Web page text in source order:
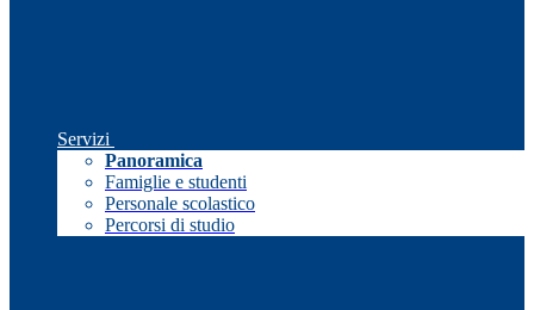
Servizi
Panoramica
Famiglie e studenti
Personale scolastico
Percorsi di studio